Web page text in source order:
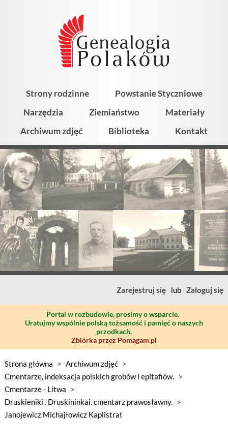
Strony rodzinne
Powstanie Styczniowe
Narzędzia
Ziemiaństwo
Materiały
Archiwum zdjęć
Biblioteka Kontakt
Zarejestruj się lub Zaloguj się
Portal w rozbudowie, prosimy o wsparcie.
Uratujmy wspólnie polską tożsamość i pamięć o naszych
przodkach.
Zbiórka przez Pomagam.pl
Strona główna > Archiwum zdjęć >
Cmentarze, indeksacja polskich grobów i epitafiów. >
Cmentarze - Litwa >
Druskieniki . Druskininkai. cmentarz prawosławny. >
Janojewicz Michajłowicz Kaplistrat